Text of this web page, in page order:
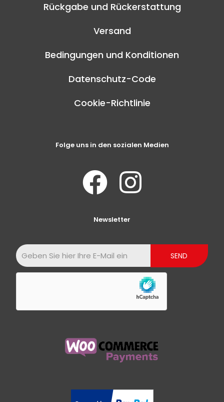
Rückgabe und Rückerstattung
Versand
Bedingungen und Konditionen
Datenschutz-Code
Cookie-Richtlinie
Folge uns in den sozialen Medien
Newsletter